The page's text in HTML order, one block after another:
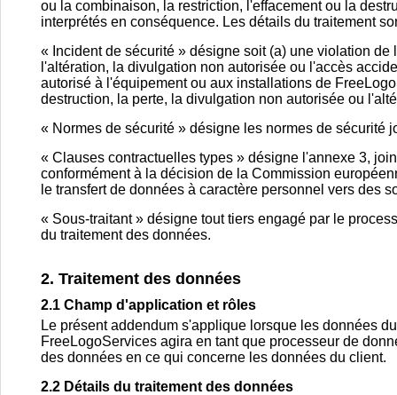
ou la combinaison, la restriction, l'effacement ou la
interprétés en conséquence. Les détails du traitement
« Incident de sécurité » désigne soit (a) une violation
l'altération, la divulgation non autorisée ou l'accès
autorisé à l'équipement ou aux installations de
destruction, la perte, la divulgation non autorisée ou
« Normes de sécurité » désigne les normes de sécurité
« Clauses contractuelles types » désigne l'annexe 3,
conformément à la décision de la Commission
le transfert de données à caractère personnel vers des
« Sous-traitant » désigne tout tiers engagé par le
du traitement des données.
2. Traitement des données
2.1 Champ d'application et rôles
Le présent addendum s'applique lorsque les données
FreeLogoServices agira en tant que processeur de
des données en ce qui concerne les données du client.
2.2 Détails du traitement des données